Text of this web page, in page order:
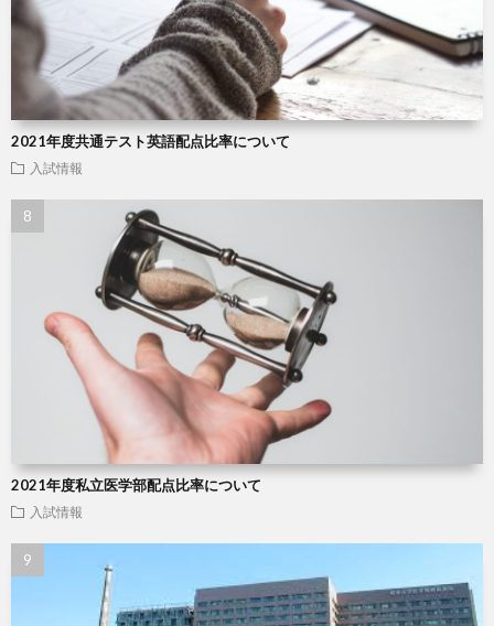
2021年度共通テスト英語配点比率について
入試情報
2021年度私立医学部配点比率について
入試情報